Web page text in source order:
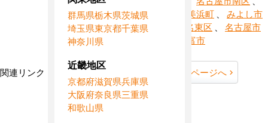
南知多町
美浜町
みよし市
、
名古屋市名東区
名古屋市
弥富市
関連リンク： TOPページへ
愛知県全域ページへ
愛知県直工店所在地
群馬県栃木県茨城県
埼玉県東京都千葉県
神奈川県
近畿地区
京都府滋賀県兵庫県
大阪府奈良県三重県
和歌山県